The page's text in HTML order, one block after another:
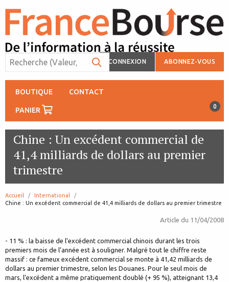
CONNEXION ABONNEZ-VOUS
BOUTIQUE CONTACT
PANIER 0
Chine : Un excédent commercial de
41,4 milliards de dollars au premier
trimestre
Accueil
International
page:
Chine : Un excédent commercial de 41,4 milliards de dollars au premier trimestre
Article du 11/04/2008
- 11 % : la baisse de l’excédent commercial chinois durant les trois
premiers mois de l’année est à souligner. Malgré tout le chiffre reste
massif : ce fameux excédent commercial se monte à 41,42 milliards de
dollars au premier trimestre, selon les Douanes. Pour le seul mois de
mars, l’excédent a même pratiquement doublé (+ 95 %), atteignant 13,4